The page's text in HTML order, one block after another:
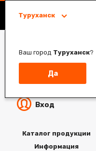
Туруханск
Ваш город Туруханск?
Да
Вход
Каталог продукции
Информация